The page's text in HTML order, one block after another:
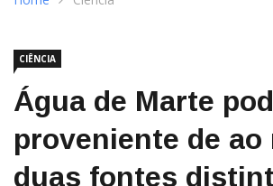
CIÊNCIA
Água de Marte
proveniente de ao
duas fontes